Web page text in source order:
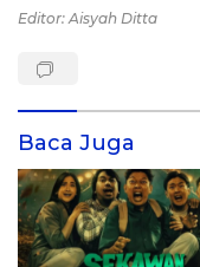
Editor: Aisyah Ditta
Baca Juga